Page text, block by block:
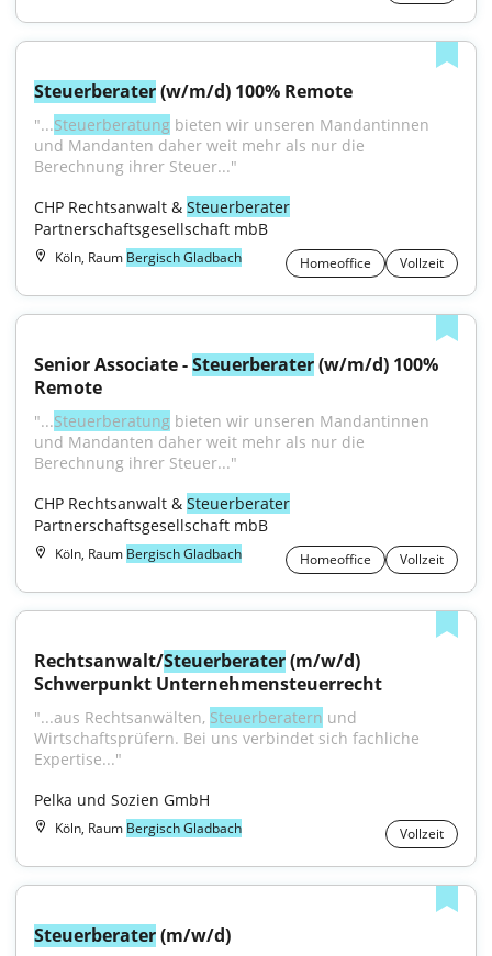
Steuerberater (w/m/d) 100% Remote
"...Steuerberatung bieten wir unseren Mandantinnen
und Mandanten daher weit mehr als nur die
Berechnung ihrer Steuer..."
CHP Rechtsanwalt & Steuerberater
Partnerschaftsgesellschaft mbB
Köln, Raum Bergisch Gladbach Homeoffice Vollzeit
Senior Associate - Steuerberater (w/m/d) 100%
Remote
"...Steuerberatung bieten wir unseren Mandantinnen
und Mandanten daher weit mehr als nur die
Berechnung ihrer Steuer..."
CHP Rechtsanwalt & Steuerberater
Partnerschaftsgesellschaft mbB
Köln, Raum Bergisch Gladbach Homeoffice Vollzeit
Rechtsanwalt/Steuerberater (m/w/d)
Schwerpunkt Unternehmensteuerrecht
"...aus Rechtsanwälten, Steuerberatern und
Wirtschaftsprüfern. Bei uns verbindet sich fachliche
Expertise..."
Pelka und Sozien GmbH
Köln, Raum Bergisch Gladbach Vollzeit
Steuerberater (m/w/d)